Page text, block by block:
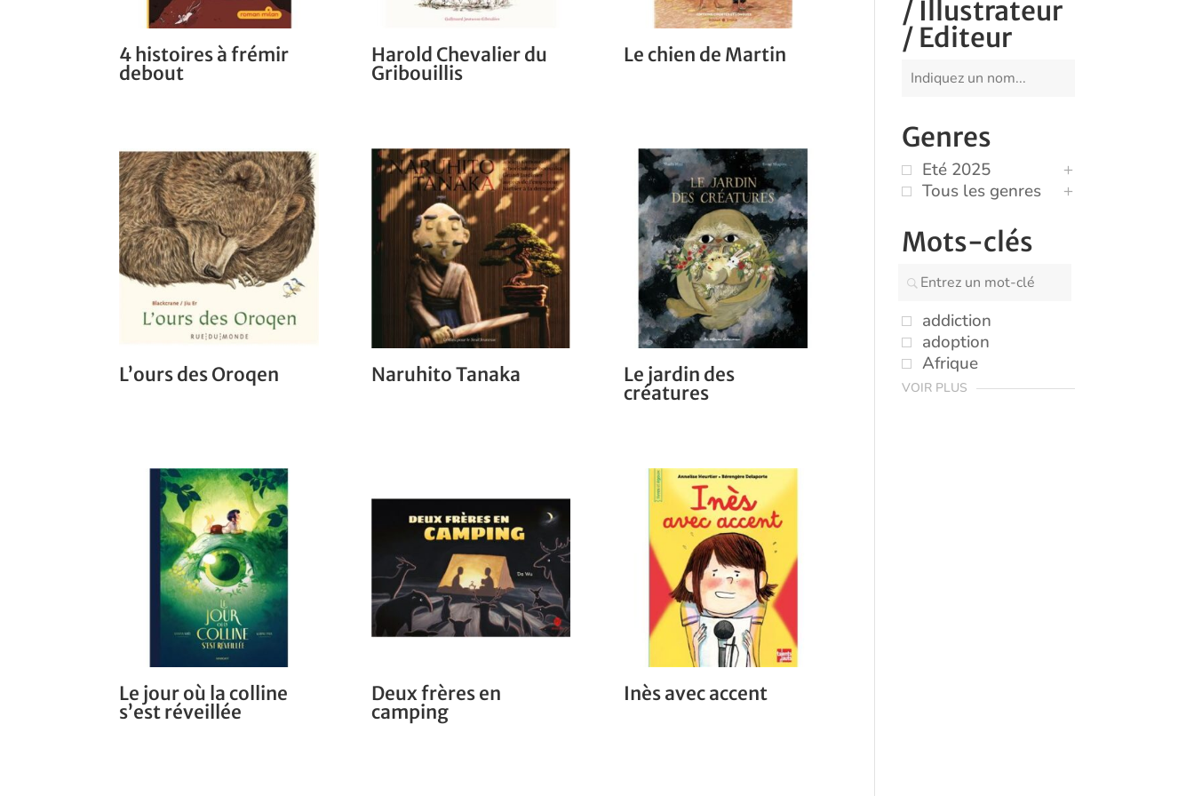
4 histoires à frémir
debout
Harold Chevalier du
Gribouillis
Le chien de Martin
L’ours des Oroqen Naruhito Tanaka Le jardin des
créatures
Le jour où la colline
s’est réveillée
Deux frères en
camping
Inès avec accent
/ Illustrateur
/ Editeur
Genres
Eté 2025
Tous les genres
Mots-clés
addiction
adoption
Afrique
VOIR PLUS